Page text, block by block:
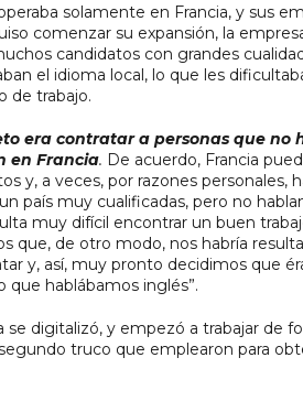
solamente en Francia, y sus
comenzar su expansión, la
candidatos con grandes
el idioma local, lo que les
de trabajo.
era contratar a personas que no
en Francia. De acuerdo, Francia
y, a veces, por razones personales,
país muy cualificadas, pero no
muy difícil encontrar un buen
que, de otro modo, nos habría
y, así, muy pronto decidimos que
que hablábamos inglés”.
se digitalizó, y empezó a trabajar de
truco que emplearon para